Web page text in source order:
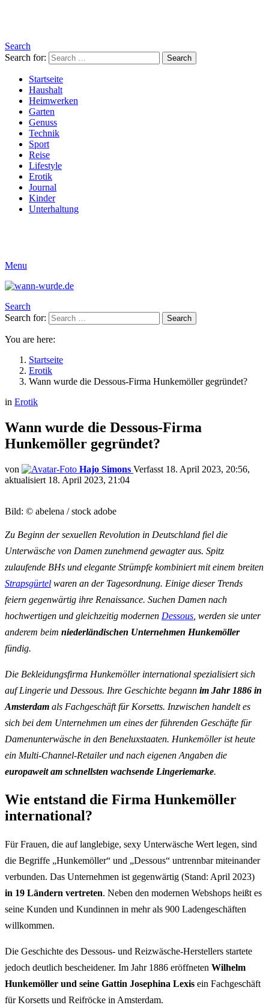
Search
Search for:
Search
Startseite
Haushalt
Heimwerken
Garten
Genuss
Technik
Sport
Reise
Lifestyle
Erotik
Journal
Kinder
Unterhaltung
Menu
Search
Search for:
Search
You are here:
Startseite
Erotik
Wann wurde die Dessous-Firma Hunkemöller gegründet?
in Erotik
Wann wurde die Dessous-Firma
Hunkemöller gegründet?
von Hajo Simons
18. April 2023, 20:56
aktualisiert 18. April 2023, 21:04
Bild: © abelena / stock adobe
Zu Beginn der sexuellen Revolution in Deutschland fiel die
Unterwäsche von Damen zunehmend gewagter aus. Spitz
zulaufende BHs und elegante Strümpfe kombiniert mit einem breiten
Strapsgürtel waren an der Tagesordnung. Einige dieser Trends
feiern gegenwärtig ihre Renaissance. Suchen Damen nach
hochwertigen und gleichzeitig modernen Dessous , werden sie unter
anderem beim niederländischen Unternehmen Hunkemöller
fündig.
Die Bekleidungsfirma Hunkemöller international spezialisiert sich
auf Lingerie und Dessous. Ihre Geschichte begann im Jahr 1886 in
Amsterdam als Fachgeschäft für Korsetts. Inzwischen handelt es
sich bei dem Unternehmen um eines der führenden Geschäfte für
Damenunterwäsche in den Beneluxstaaten. Hunkemöller ist heute
ein Multi-Channel-Retailer und nach eigenen Angaben die
europaweit am schnellsten wachsende Lingeriemarke.
Wie entstand die Firma Hunkemöller
international?
Für Frauen, die auf langlebige, sexy Unterwäsche Wert legen, sind
die Begriffe „Hunkemöller“ und „Dessous“ untrennbar miteinander
verbunden. Das Unternehmen ist gegenwärtig (Stand: April 2023)
in 19 Ländern vertreten. Neben den modernen Webshops heißt es
seine Kunden und Kundinnen in mehr als 900 Ladengeschäften
willkommen.
Die Geschichte des Dessous- und Reizwäsche-Herstellers startete
jedoch deutlich bescheidener. Im Jahr 1886 eröffneten Wilhelm
Hunkemöller und seine Gattin Josephina Lexis ein Fachgeschäft
für Korsetts und Reifröcke in Amsterdam.